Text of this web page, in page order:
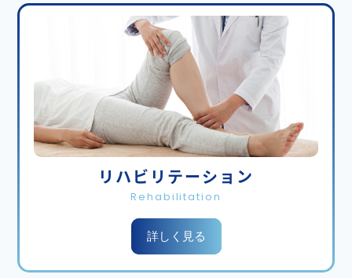
さて当院の年末の診察体制ですが29日月曜日まで診
察を予定しておりますが29日当日は当院佐賀市の休
日当番医担当となります。
その為新患の患者様対応のため診察待ちのお時間が
長くなることが予想されます。
再診の患者様やお薬の処方が必要な患者様等可能で
ございましたら12月26日金曜日 27日土曜日あたり
までにご来院いただきますようお願い申し上げま
長くなるかと思われます。分散来院へのご協力も重
リハビリテーション
Rehabilitation
詳しく見る